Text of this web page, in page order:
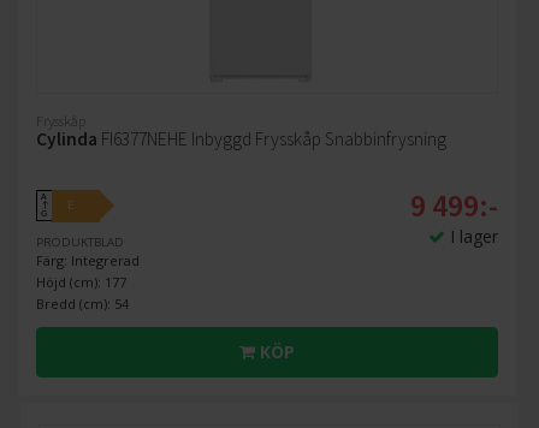
Frysskåp
Cylinda FI6377NEHE Inbyggd Frysskåp Snabbinfrysning
A
↑
G
E
PRODUKTBLAD
Färg: Integrerad
Höjd (cm): 177
Bredd (cm): 54
9 499:-
I lager
KÖP